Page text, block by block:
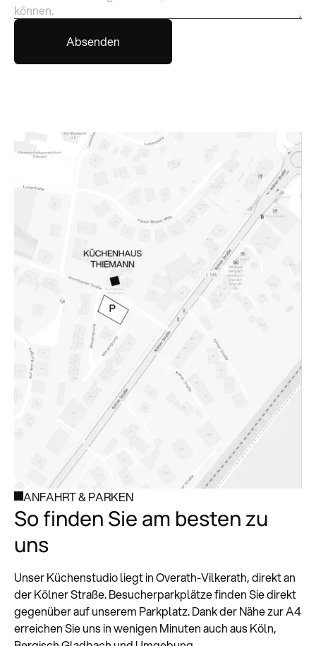
ANFAHRT & PARKEN
So finden Sie am besten zu
uns
Unser Küchenstudio liegt in Overath-Vilkerath, direkt an
der Kölner Straße. Besucherparkplätze finden Sie direkt
gegenüber auf unserem Parkplatz. Dank der Nähe zur A4
erreichen Sie uns in wenigen Minuten auch aus Köln,